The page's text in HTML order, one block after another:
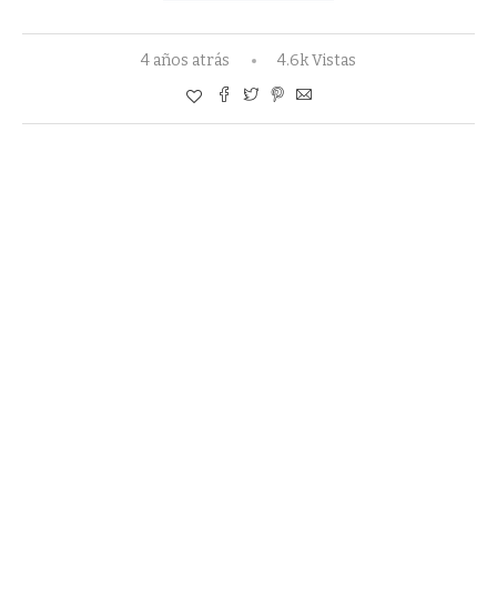
4 años atrás 4.6k Vistas